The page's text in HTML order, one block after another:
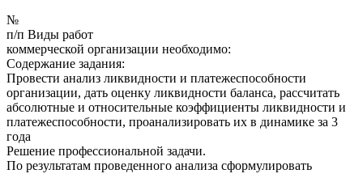
№
п/п Виды работ
коммерческой организации необходимо:
Содержание задания:
Провести анализ ликвидности и платежеспособности
организации, дать оценку ликвидности баланса, рассчитать
абсолютные и относительные коэффициенты ликвидности и
платежеспособности, проанализировать их в динамике за 3
года
Решение профессиональной задачи.
По результатам проведенного анализа сформулировать